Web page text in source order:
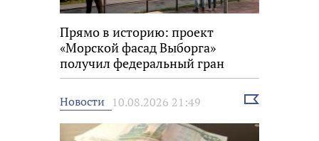
Прямо в историю: проект
«Морской фасад Выборга»
получил федеральный гран
Новости 10.08.2026 21:49
Выбрать